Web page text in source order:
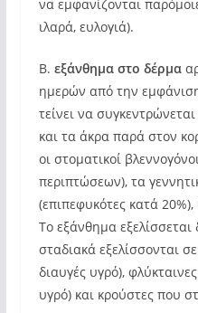
να εμφανίζονται
ιλαρά, ευλογιά).
Β. εξάνθημα στο δέρμα
ημερών από την
τείνει να
και τα άκρα παρά στον
οι στοματικοί
περιπτώσεων), τα
(επιπεφυκότες κατά
Το εξάνθημα εξελίσσεται
σταδιακά εξελίσσονται
διαυγές υγρό),
υγρό) και κρούστες που